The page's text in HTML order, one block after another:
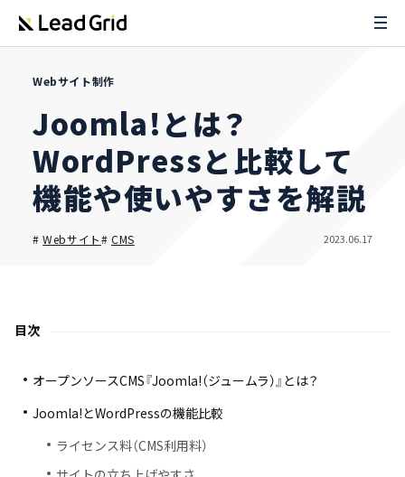
Webサイト制作
Joomla!とは？
WordPressと比較して
機能や使いやすさを解説
#Webサイト#CMS 2023.06.17
目次
オープンソースCMS『Joomla!（ジュームラ）』とは？
Joomla!とWordPressの機能比較
ライセンス料（CMS利用料）